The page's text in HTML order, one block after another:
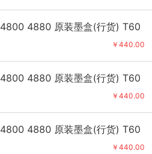
4800 4880 原装墨盒(行货) T60
￥440.00
4800 4880 原装墨盒(行货) T60
￥440.00
4800 4880 原装墨盒(行货) T60
￥440.00